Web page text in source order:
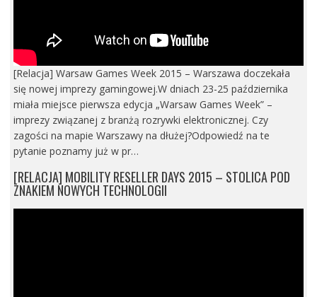
[Relacja] Warsaw Games Week 2015 – Warszawa doczekała
się nowej imprezy gamingowej.W dniach 23-25 października
miała miejsce pierwsza edycja „Warsaw Games Week” –
imprezy związanej z branżą rozrywki elektronicznej. Czy
zagości na mapie Warszawy na dłużej?Odpowiedź na te
pytanie poznamy już w pr…
[RELACJA] MOBILITY RESELLER DAYS 2015 – STOLICA POD
ZNAKIEM NOWYCH TECHNOLOGII